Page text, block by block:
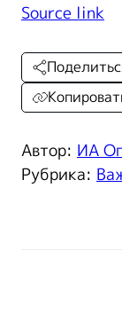
Source link
Автор: ИА
Рубрика: